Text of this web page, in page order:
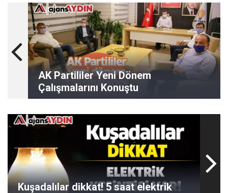
AK Partililer Yeni Dönem
Çalışmalarını Konuştu
Kuşadalılar dikkat! 5 saat elektrik